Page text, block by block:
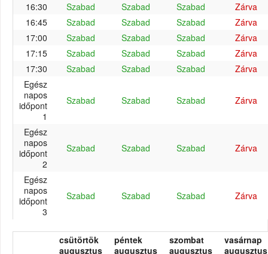
16:30 Szabad Szabad Szabad
Zárva
16:45
Szabad Szabad Szabad
Zárva
17:00
Szabad Szabad Szabad
Zárva
17:15
Szabad Szabad Szabad
Zárva
17:30
Szabad Szabad Szabad
Zárva
Egész
napos
időpont
1
Szabad Szabad Szabad Zárva
Egész
napos
időpont
2
Szabad Szabad Szabad Zárva
Egész
napos
időpont
3
Szabad Szabad Szabad Zárva
csütörtök
augusztus
péntek
augusztus
szombat
augusztus
vasárnap
augusztus